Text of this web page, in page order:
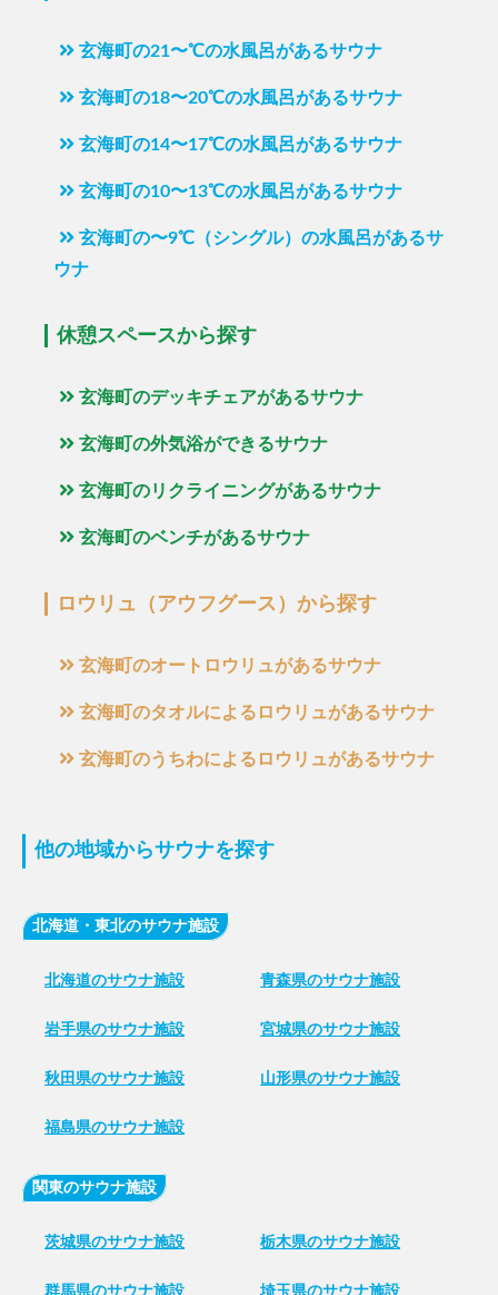
玄海町の21〜℃の水風呂があるサウナ
玄海町の18〜20℃の水風呂があるサウナ
玄海町の14〜17℃の水風呂があるサウナ
玄海町の10〜13℃の水風呂があるサウナ
玄海町の〜9℃（シングル）の水風呂があるサ
ウナ
休憩スペースから探す
玄海町のデッキチェアがあるサウナ
玄海町の外気浴ができるサウナ
玄海町のリクライニングがあるサウナ
玄海町のベンチがあるサウナ
ロウリュ（アウフグース）から探す
玄海町のオートロウリュがあるサウナ
玄海町のタオルによるロウリュがあるサウナ
玄海町のうちわによるロウリュがあるサウナ
他の地域からサウナを探す
北海道・東北のサウナ施設
北海道のサウナ施設 青森県のサウナ施設
岩手県のサウナ施設 宮城県のサウナ施設
秋田県のサウナ施設 山形県のサウナ施設
福島県のサウナ施設
関東のサウナ施設
茨城県のサウナ施設 栃木県のサウナ施設
群馬県のサウナ施設 埼玉県のサウナ施設